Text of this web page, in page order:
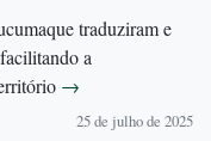
traduziram e
a
→
25 de julho de 2025